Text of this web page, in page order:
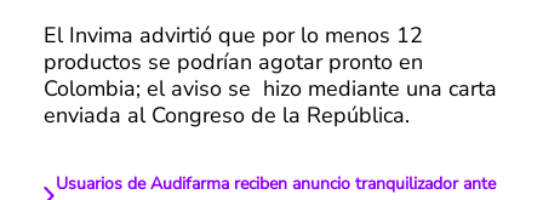
El Invima advirtió que por lo menos 12
productos se podrían agotar pronto en
Colombia; el aviso se hizo mediante una carta
enviada al Congreso de la República.
Usuarios de Audifarma reciben anuncio tranquilizador ante